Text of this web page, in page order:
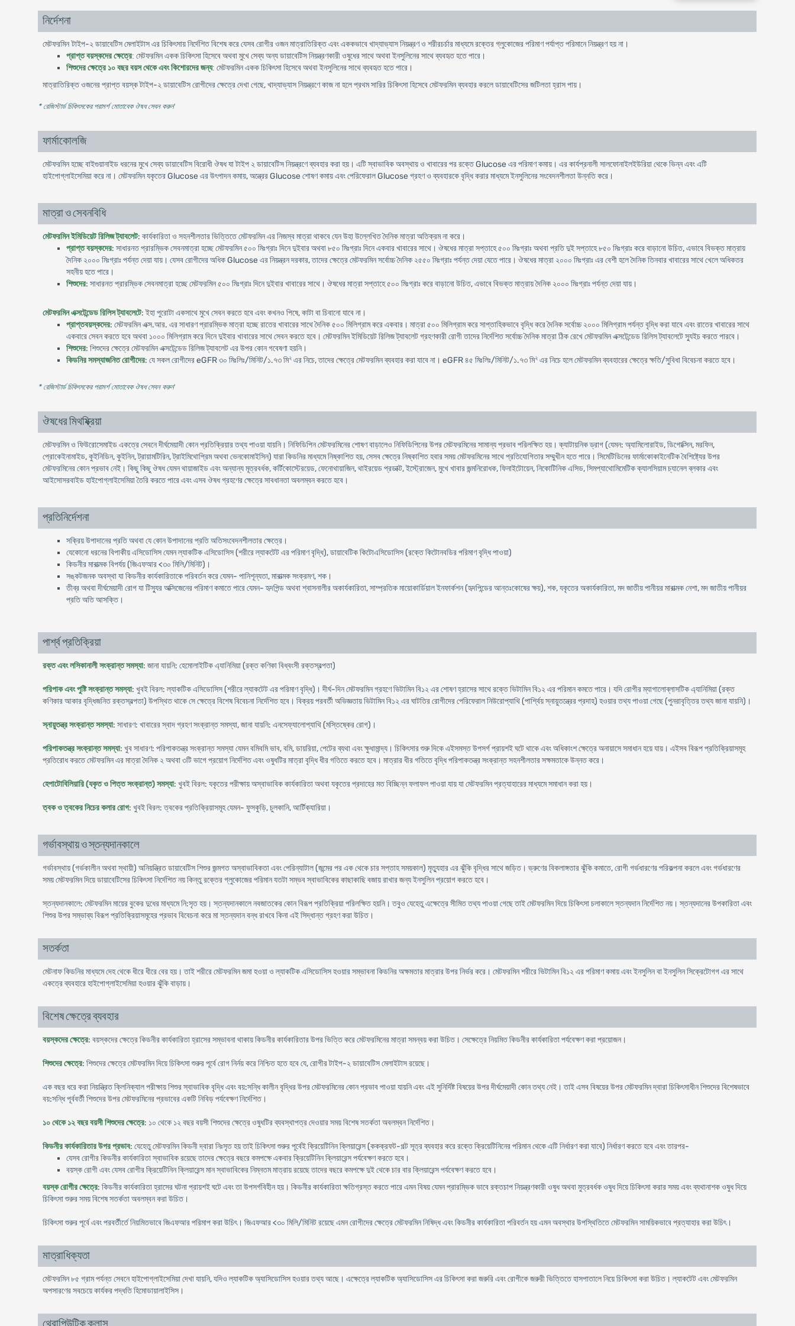
নির্দেশনা
মেটফরমিন টাইপ-২ ডায়াবেটিস মেলাইটাস এর চিকিৎসায় নির্দেশিত বিশেষ করে যেসব রোগীর ওজন মাত্রাতিরিক্ত এবং এককভাবে খাদ্যাভ্যাস নিয়ন্ত্রণ ও শরীরচর্চার মাধ্যমে রক্তের গ্লুকোজের পরিমাণ পর্যাপ্ত পরিমানে নিয়ন্ত্রণ হয় না।
প্রাপ্ত বয়স্কদের ক্ষেত্রে: মেটফরমিনএকক চিকিৎসা হিসেবে অথবা মুখে সেব্য অন্য ডায়াবেটিস নিয়ন্ত্রণকারী ওষুধের সাথে অথবা ইনসুলিনের সাথে ব্যবহৃত হতে পারে।
শিশুদের ক্ষেত্রে ১০ বছর বয়স থেকে এবং কিশোরদের জন্য: মেটফরমিনএকক চিকিৎসা হিসেবে অথবা ইনসুলিনের সাথে ব্যবহৃত হতে পারে।
মাত্রাতিরিক্তওজনের প্রাপ্ত বয়স্ক টাইপ-২ ডায়াবেটিস রোগীদের ক্ষেত্রে দেখা গেছে, খাদ্যাভ্যাস নিয়ন্ত্রণে কাজ না হলে প্রথম সারির চিকিৎসা হিসেবে মেটফরমিন ব্যবহার করলে ডায়াবেটিসের জটিলতা হ্রাস পায়।
* রেজিস্টার্ড চিকিৎসকের পরামর্শ মোতাবেক ঔষধ সেবন করুন'
ফার্মাকোলজি
মেটফরমিন হচ্ছে বাইগুয়ানাইড ধরনের মুখে সেব্য ডায়াবেটিস বিরোধী ঔষধ যা টাইপ ২ ডায়াবেটিস নিয়ন্ত্রণে ব্যবহার করা হয়। এটি স্বাভাবিক অবস্থায় ও খাবারের পর রক্তে Glucose এর পরিমাণ কমায়। এর কার্যপ্রনালী সালফোনাইলইউরিয়া থেকে ভিন্ন এবং এটি
হাইপোগ্লাইসেমিয়া করে না। মেটফরমিন যকৃতের Glucose এর উৎপাদন কমায়, অন্ত্রের Glucose শোষণ কমায় এবং পেরিফেরাল Glucose গ্রহণ ও ব্যবহারকে বৃদ্ধি করার মাধ্যমে ইনসুলিনের সংবেদনশীলতা উন্নতি করে।
মাত্রা ও সেবনবিধি
মেটফরমিন ইমিডিয়েট রিলিজ ট্যাবলেট: কার্যকারিতা ও সহনশীলতার ভিত্তিতে মেটফরমিন এর নিজস্ব মাত্রা থাকবে যেন উহা উল্লে­খিত দৈনিক মাত্রা অতিক্রম না করে।
প্রাপ্ত বয়স্কদের: সাধারনত প্রারম্ভিক সেবনমাত্রা হচ্ছে মেটফরমিন ৫০০ মিঃগ্রাঃ দিনে দুইবার অথবা ৮৫০ মিঃগ্রাঃ দিনে একবার খাবারের সাথে। ঔষধের মাত্রা সপ্তাহে ৫০০ মিঃগ্রাঃ অথবা প্রতি দুই সপ্তাহে ৮৫০ মিঃগ্রাঃ করে বাড়ানো উচিত, এভাবে বিভক্ত মাত্রায়
দৈনিক ২০০০ মিঃগ্রাঃ পর্যন্ত দেয়া যায়। যেসব রোগীদের অধিক Glucose এর নিয়ন্ত্রন দরকার, তাদের ক্ষেত্রে মেটফরমিন সর্বোচ্চ দৈনিক ২৫৫০ মিঃগ্রাঃ পর্যন্ত দেয়া যেতে পারে। ঔষধের মাত্রা ২০০০ মিঃগ্রাঃ এর বেশী হলে দৈনিক তিনবার খাবারের সাথে খেলে অধিকতর
সহনীয় হতে পারে।
শিশুদের: সাধারনত প্রারম্ভিক সেবনমাত্রা হচ্ছে মেটফরমিন ৫০০ মিঃগ্রাঃ দিনে দুইবার খাবারের সাথে। ঔষধের মাত্রা সপ্তাহে ৫০০ মিঃগ্রাঃ করে বাড়ানো উচিত, এভাবে বিভক্ত মাত্রায় দৈনিক ২০০০ মিঃগ্রাঃ পর্যন্ত দেয়া যায়।
মেটফরমিন এক্সটেন্ডেড রিলিস ট্যাবলেটে: ইহা পুরোটা একসাথে মুখে সেবন করতে হবে এবং কখনও পিষে, কাটা বা চিবানো যাবে না।
প্রাপ্তবয়স্কদের: মেটফরমিন এক্স.আর. এর সাধারণ প্রারম্ভিক মাত্রা হচ্ছে রাতের খাবারের সাথে দৈনিক ৫০০ মিলিগ্রাম করে একবার। মাত্রা ৫০০ মিলিগ্রাম করে সাপ্তাহিকভাবে বৃদ্ধি করে দৈনিক সর্বোচ্চ ২০০০ মিলিগ্রাম পর্যন্ত বৃদ্ধি করা যাবে এবং রাতের খাবারের সাথে
একবারে সেবন করতে হবে অথবা ১০০০ মিলিগ্রাম করে দিনে দুইবার খাবারের সাথে সেবন করতে হবে। মেটফরমিন ইমিডিয়েট রিলিজ ট্যাবলেট গ্রহণকারী রোগী তাদের নির্দেশিত সর্বোচ্চ দৈনিক মাত্রা ঠিক রেখে মেটফরমিন এক্সটেন্ডেড রিলিস ট্যাবলেটে স্যুইচ করতে পারবে।
শিশুদের: শিশুদের ক্ষেত্রে মেটফরমিন এক্সটেন্ডেড রিলিজ ট্যাবলেট এর উপর কোন গবেষণা হয়নি।
কিডনির সমস্যাজনিত রোগীদের: যে সকল রোগীদের eGFR ৩০ মিঃলিঃ/মিনিট/১.৭৩ মি২এর নিচে, তাদের ক্ষেত্রে মেটফরমিন ব্যবহার করা যাবে না। eGFR ৪৫ মিঃলিঃ/মিনিট/১.৭৩ মি২এর নিচে হলে মেটফরমিন ব্যবহারের ক্ষেত্রে ক্ষতি/সুবিধা বিবেচনা করতে হবে।
* রেজিস্টার্ড চিকিৎসকের পরামর্শ মোতাবেক ঔষধ সেবন করুন'
ঔষধের মিথষ্ক্রিয়া
মেটফরমিন ও ফিউরোসেমাইড একত্রে সেবনে দীর্ঘমেয়াদী কোন প্রতিক্রিয়ার তথ্য পাওয়া যায়নি। নিফিডিপিন মেটফরমিনের শোষণ বাড়ালেও নিফিডিপিনের উপর মেটফরমিনের সামান্য প্রভাব পরিলক্ষিত হয়। ক্যাটায়নিক ড্রাগ (যেমন: অ্যামিলোরাইড, ডিগোক্সিন, মরফিন,
প্রোকেইনামাইড, কুইনিডিন, কুইনিন, ট্রায়ামটিরিন, ট্রাইমিথোপ্রিম অথবা ভেনকোমাইসিন) যারা কিডনির মাধ্যমে নিষ্কাশিত হয়, সেসব ক্ষেত্রে নিষ্কাশিত হবার সময় মেটফরমিনের সাথে প্রতিযোগিতার সম্মুখীন হতে পারে। সিমেটিডিনের ফার্মাকোকাইনেটিক বৈশিষ্ট্যের উপর
মেটফরমিনের কোন প্রভাব নেই। কিছু কিছু ঔষধ যেমন থায়াজাইড এবং অন্যান্য মূত্রবর্ধক, কর্টিকোস্টেরয়েড, ফেনোথায়াজিন, থাইরয়েড প্রডাক্ট, ইস্ট্রোজেন, মুখে খাবার জন্মনিরোধক, ফিনাইটোয়েন, নিকোটিনিক এসিড, সিমপ্যাথোমিমেটিক ক্যালসিয়াম চ্যানেল ব্লকার এবং
আইসোসরবাইড হাইপোগ্লাইসেমিয়া তৈরি করতে পারে এবং এসব ঔষধ গ্রহণের ক্ষেত্রে সাবধানতা অবলম্বন করতে হবে।
প্রতিনির্দেশনা
সক্রিয় উপাদানের প্রতি অথবা যে কোন উপাদানের প্রতি অতিসংবেদনশীলতার ক্ষেত্রে।
যেকোনো ধরনের বিপাকীয় এসিডোসিস যেমন ল্যাকটিক এসিডোসিস (শরীরে ল্যাকটেট এর পরিমাণ বৃদ্ধি), ডায়াবেটিক কিটোএসিডোসিস (রক্তে কিটোনবডির পরিমাণ বৃদ্ধি পাওয়া)
কিডনীর মারাত্মক বিপর্যয় (জিএফআর <৩০ মিলি/মিনিট)।
সঙ্কটজনক অবস্থা যা কিডনীর কার্যকারিতাকে পরিবর্তন করে যেমন- পানিশূন্যতা, মারাত্মক সংক্রমণ, শক।
তীব্র অথবা দীর্ঘমেয়াদী রোগ যা টিস্যুর অক্সিজেনের পরিমাণ কমাতে পারে যেমন- হৃদপিন্ড অথবা শ্বাসনালীর অকার্যকারিতা, সাম্প্রতিক মায়োকার্ডিয়াল ইনফার্কশন (হৃদপিন্ডের আন্তঃকোষের ক্ষয়), শক, যকৃতের অকার্যকারিতা, মদ জাতীয় পানীয়র মারাত্মক নেশা, মদ জাতীয় পানীয়র
প্রতি অতি আসক্তি।
পার্শ্ব প্রতিক্রিয়া
রক্ত এবং লসিকানালী সংক্রান্ত সমস্যা: জানা যায়নি: হেমোলাইটিক এ্যানিমিয়া (রক্ত কণিকা বিধ্বংসী রক্তস্বল্পতা)
পরিপাক এবং পুষ্টি সংক্রান্ত সমস্যা: খুবই বিরল: ল্যাকটিক এসিডোসিস (শরীরে ল্যাকটেট এর পরিমাণ বৃদ্ধি)। দীর্ঘ-দিন মেটফরমিন গ্রহণে ভিটামিন বি১২ এর শোষণ হ্রাসের সাথে রক্তে ভিটামিন বি১২ এর পরিমান কমতে পারে। যদি রোগীর ম্যাগালোব্লাসটিক এ্যানিমিয়া (রক্ত
কণিকার আকার বৃদ্ধিজনিত রক্তস্বল্পতা) উপস্থিত থাকে সে ক্ষেত্রে বিশেষ বিবেচনা নির্দেশিত হবে। বিক্রয় পরবর্তী অভিজ্ঞতায় ভিটামিন বি১২ এর ঘাটতির রোগীদের পেরিফেরাল নিউরোপ্যাথি (পার্শ্বিয় স্নায়ুতন্ত্রের প্রদাহ) হওয়ার তথ্য পাওয়া গেছে (পুনরাবৃত্তির তথ্য জানা যায়নি)।
স্নায়ুতন্ত্র সংক্রান্ত সমস্যা: সাধারণ: খাবারের স্বাদ গ্রহণ সংক্রান্ত সমস্যা, জানা যায়নি: এনসেফ্যালোপ্যাথি (মস্তিষ্কের রোগ)।
পরিপাকতন্ত্র সংক্রান্ত সমস্যা: খুব সাধারণ: পরিপাকতন্ত্র সংক্রান্ত সমস্যা যেমন বমিবমি ভাব, বমি, ডায়রিয়া, পেটের ব্যথা এবং ক্ষুধামান্দ্য। চিকিৎসার শুরু দিকে এইসমস্ত উপসর্গ প্রায়শই ঘটে থাকে এবং অধিকাংশ ক্ষেত্রে অনায়াসে সমাধান হয়ে যায়। এইসব বিরূপ প্রতিক্রিয়াসমূহ
প্রতিরোধ করতে মেটফরমিন এর মাত্রা দৈনিক ২ অথবা ৩টি ভাগে প্রয়োগ নির্দেশিত এবং ওষুধটির মাত্রা বৃদ্ধি ধীর গতিতে করতে হবে। মাত্রার ধীর গতিতে বৃদ্ধি পরিপাকতন্ত্র সংক্রান্ত সহনশীলতার সক্ষমতাকে উন্নত করে।
হেপাটোবিলিয়ারি (যকৃত ও পিত্ত সংক্রান্ত) সমস্যা: খুবই বিরল: যকৃতের পরীক্ষায় অস্বাভাবিক কার্যকারিতা অথবা যকৃতের প্রদাহের মত বিচ্ছিন্ন ফলাফল পাওয়া যায় যা মেটফরমিন প্রত্যাহারের মাধ্যমে সমাধান করা হয়।
ত্বক ও ত্বকের নিচের কলার রোগ: খুবই বিরল: ত্বকের প্রতিক্রিয়াসমূহ যেমন- ফুসকুড়ি, চুলকানি, আর্টিক্যারিয়া।
গর্ভাবস্থায় ও স্তন্যদানকালে
গর্ভাবস্থায় (গর্ভকালীন অথবা স্থায়ী) অনিয়ন্ত্রিত ডায়াবেটিস শিশুর জন্মগত অস্বাভাবিকতা এবং পেরিন্যাটাল (জন্মের পর এক থেকে চার সপ্তাহ সময়কাল) মৃত্যুহার এর ঝুঁকি বৃদ্ধির সাথে জড়িত। ভ্রুণের বিকলাঙ্গতার ঝুঁকি কমাতে, রোগী গর্ভধারণের পরিকল্পনা করলে এবং গর্ভধারণের
সময় মেটফরমিন দিয়ে ডায়াবেটিসের চিকিৎসা নির্দেশিত নয় কিন্তু রক্তের গ্লুকোজের পরিমান যতটা সম্ভব স্বাভাবিকের কাছাকাছি বজায় রাখার জন্য ইনসুলিন প্রয়োগ করতে হবে।
স্তন্যদানকালে: মেটফরমিন মায়ের বুকের দুধের মাধ্যমে নি:সৃত হয়। স্তন্যদানকালে নবজাতকের কোন বিরূপ প্রতিক্রিয়া পরিলক্ষিত হয়নি। তবুও যেহেতু এক্ষেত্রে সীমিত তথ্য পাওয়া গেছে তাই মেটফরমিন দিয়ে চিকিৎসা চলাকালে স্তন্যদান নির্দেশিত নয়। স্তন্যদানের উপকারিতা এবং
শিশুর উপর সম্ভাব্য বিরূপ প্রতিক্রিয়াসমূহের প্রভাব বিবেচনা করে মা স্তন্যদান বন্ধ রাখবে কিনা এই সিদ্ধান্ত গ্রহণ করা উচিত।
সতর্কতা
মেটনাফ কিডনির মাধ্যমে দেহ থেকে ধীরে ধীরে বের হয়। তাই শরীরে মেটফরমিন জমা হওয়া ও ল্যাকটিক এসিডোসিস হওয়ার সম্ভাবনা কিডনির অক্ষমতার মাত্রার উপর নির্ভর করে। মেটফরমিন শরীরে ভিটামিন বি১২ এর পরিমাণ কমায় এবং ইনসুলিন বা ইনসুলিন সিক্রেটোগগ এর সাথে
একত্রে ব্যবহারে হাইপোগ্লাইসেমিয়া হওয়ার ঝুঁকি বাড়ায়।
বিশেষ ক্ষেত্রে ব্যবহার
বয়স্কদের ক্ষেত্রে: বয়স্কদের ক্ষেত্রে কিডনীর কার্যকারিতা হ্রাসের সম্ভাবনা থাকায় কিডনীর কার্যকারিতার উপর ভিত্তি করে মেটফরমিনের মাত্রা সমন্বয় করা উচিত। সেক্ষেত্রে নিয়মিত কিডনীর কার্যকারিতা পর্যবেক্ষণ করা প্রয়োজন।
শিশুদের ক্ষেত্রে: শিশুদের ক্ষেত্রে মেটফরমিন দিয়ে চিকিৎসা শুরুর পূর্বে রোগ নির্নয় করে নিশ্চিত হতে হবে যে, রোগীর টাইপ-২ ডায়াবেটিস মেলাইটাস রয়েছে।
এক বছর ধরে করা নিয়ন্ত্রিত ক্লিনিক্যাল পরীক্ষায় শিশুর স্বাভাবিক বৃদ্ধি এবং বয়:সন্ধি কালীন বৃদ্ধির উপর মেটফরমিনের কোন প্রভাব পাওয়া যায়নি এবং এই সুনির্দিষ্ট বিষয়ের উপর দীর্ঘমেয়াদী কোন তথ্য নেই। তাই এসব বিষয়ের উপর মেটফরমিন দ্বারা চিকিৎসাধীন শিশুদের বিশেষভাবে
বয়:সন্ধি পূর্ববর্তী শিশুদের উপর মেটফরমিনের প্রভাবের একটি নিবিড় পর্যবেক্ষণ নির্দেশিত।
১০ থেকে ১২ বছর বয়সী শিশুদের ক্ষেত্রে: ১০ থেকে ১২ বছর বয়সী শিশুদের ক্ষেত্রে ওষুধটির ব্যবস্থাপত্র দেওয়ার সময় বিশেষ সতর্কতা অবলম্বন নির্দেশিত।
কিডনীর কার্যকারিতার উপর প্রভাব: যেহেতু মেটফরমিন কিডনী দ্বারা নিঃসৃত হয় তাই চিকিৎসা শুরুর পূর্বেই ক্রিয়েটিনিন ক্লিয়ারেন্স (ককক্রফট-গল্ট সূত্র ব্যবহার করে রক্তে ক্রিয়েটিনিনের পরিমান থেকে এটি নির্ধারণ করা যাবে) নির্ধারণ করতে হবে এবং তারপর-
যেসব রোগীর কিডনীর কার্যকারিতা স্বাভাবিক রয়েছে তাদের ক্ষেত্রে বছরে কমপক্ষে একবার ক্রিয়েটিনিন ক্লিয়ারেন্স পর্যবেক্ষণ করতে হবে।
বয়স্ক রোগী এবং যেসব রোগীর ক্রিয়েটিনিন ক্লিয়ারেন্স মান স্বাভাবিকের নিম্নতম মাত্রায় রয়েছে তাদের বছরে কমপক্ষে দুই থেকে চার বার ক্লিয়ারেন্স পর্যবেক্ষণ করতে হবে।
বয়স্ক রোগীর ক্ষেত্রে: কিডনীর কার্যকারিতা হ্রাসের ঘটনা প্রায়শই ঘটে এবং তা উপসর্গবিহীন হয়। কিডনীর কার্যকারিতা ক্ষতিগ্রস্ত করতে পারে এমন বিষয় যেমন প্রারম্ভিক ভাবে রক্তচাপ নিয়ন্ত্রণকারী ওষুধ অথবা মুত্রবর্ধক ওষুধ দিয়ে চিকিৎসা করার সময় এবং ব্যথানাশক ওষুধ দিয়ে
চিকিৎসা শুরুর সময় বিশেষ সতর্কতা অবলম্বন করা উচিত।
চিকিৎসা শুরুর পূর্বে এবং পরবর্তীর্তে নিয়মিতভাবে জিএফআর পরিমাপ করা উচিৎ। জিএফআর <৩০ মিলি/মিনিট রয়েছে এমন রোগীদের ক্ষেত্রে মেটফরমিন নিষিদ্ধ এবং কিডনীর কার্যকারিতা পরিবর্তন হয় এমন অবস্থার উপস্থিতিতে মেটফরমিন সাময়িকভাবে প্রত্যাহার করা উচিৎ।
মাত্রাধিক্যতা
মেটফরমিন ৮৫ গ্রাম পর্যন্ত সেবনে হাইপোগ্লাইসেমিয়া দেখা যায়নি, যদিও ল্যাকটিক অ্যাসিডোসিস হওয়ার তথ্য আছে। এক্ষেত্রে ল্যাকটিক অ্যাসিডোসিস এর চিকিৎসা করা জরুরি এবং রোগীকে জরুরী ভিত্তিতে হাসপাতালে নিয়ে চিকিৎসা করা উচিত। ল্যাকটেট এবং মেটফরমিন
অপসারণের সবচেয়ে কার্যকর পদ্ধতি হিমোডায়ালাইসিস।